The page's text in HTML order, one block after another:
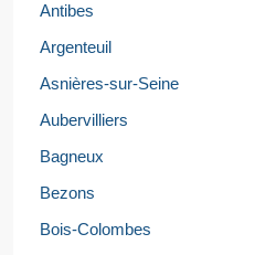
Antibes
Argenteuil
Asnières-sur-Seine
Aubervilliers
Bagneux
Bezons
Bois-Colombes